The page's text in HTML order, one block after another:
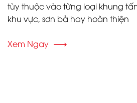
tùy thuộc vào từng loại khung
khu vực, sơn bả hay hoàn thiện
Xem Ngay